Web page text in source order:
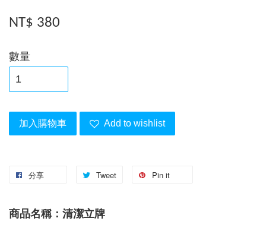
NT$ 380
數量
加入購物車 Add to wishlist
分享 Tweet Pin it
商品名稱： 清潔立牌